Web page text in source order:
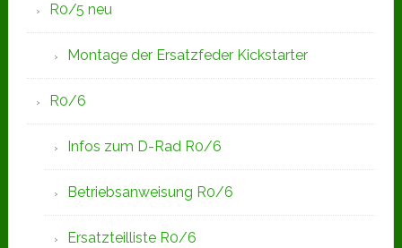
R0/5 neu
Montage der Ersatzfeder Kickstarter
R0/6
Infos zum D-Rad R0/6
Betriebsanweisung R0/6
Ersatzteilliste R0/6